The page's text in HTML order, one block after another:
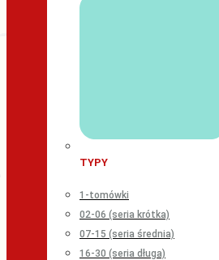
TYPY
1-tomówki
02-06 (seria krótka)
07-15 (seria średnia)
16-30 (seria długa)